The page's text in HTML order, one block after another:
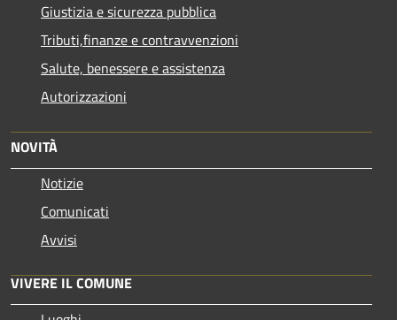
Giustizia e sicurezza pubblica
Tributi,finanze e contravvenzioni
Salute, benessere e assistenza
Autorizzazioni
NOVITÀ
Notizie
Comunicati
Avvisi
VIVERE IL COMUNE